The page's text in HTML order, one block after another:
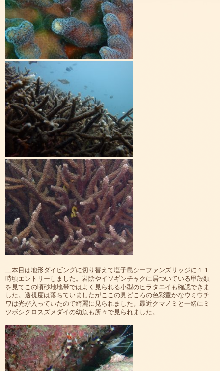
二本目は地形ダイビングに切り替えて塩子島シーファンズリッジに１１
時頃エントリーしました。岩陰やイソギンチャクに居ついている甲殻類
を見てこの頃砂地地帯ではよく見られる小型のヒラタエイも確認できま
した。透視度は落ちていましたがここの見どころの色彩豊かなウミウチ
ワは光が入っていたので綺麗に見られました。最近クマノミと一緒にミ
ツボシクロスズメダイの幼魚も所々で見られました。